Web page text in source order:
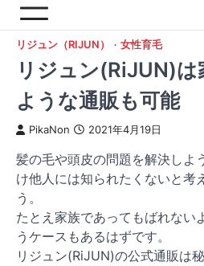
リジュン（RIJUN） 女性育毛
リジュン(RiJUN)
ような通販も可能
PikaNon 2021年4月19日
髪の毛や頭皮の問題を解決しよ
け他人には知られたくないと考
う。
たとえ家族であってもばれない
うケースもあるはずです。
リジュン(RiJUN)の公式通販は